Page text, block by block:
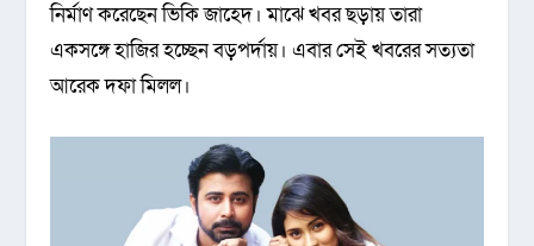
নির্মাণ করেছেন ভিকি জাহেদ। মাঝে খবর ছড়ায় তারা
একসঙ্গে হাজির হচ্ছেন বড়পর্দায়। এবার সেই খবরের সত্যতা
আরেক দফা মিলল।